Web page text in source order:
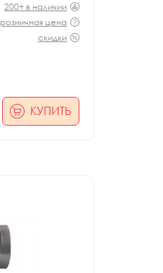
200+ в наличии
розничная цена
скидки
КУПИТЬ